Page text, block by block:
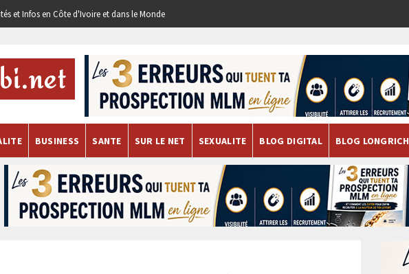
et Infos en Côte d'Ivoire et dans le Monde
BUSINESS SANTE SUR LE NET SEXUALITE BLOG DIGITAL BLOG LONGRICH